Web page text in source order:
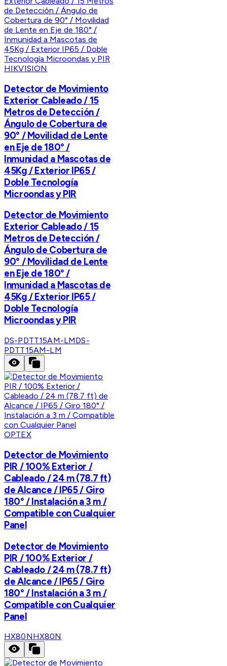
HIKVISION
Detector de Movimiento
Exterior Cableado / 15
Metros de Detección /
Ángulo de Cobertura de
90° / Movilidad de Lente
en Eje de 180° /
Inmunidad a Mascotas de
45Kg / Exterior IP65 /
Doble Tecnología
Microondas y PIR
Detector de Movimiento
Exterior Cableado / 15
Metros de Detección /
Ángulo de Cobertura de
90° / Movilidad de Lente
en Eje de 180° /
Inmunidad a Mascotas de
45Kg / Exterior IP65 /
Doble Tecnología
Microondas y PIR
DS-PDTT15AM-LMDS-
PDTT15AM-LM
OPTEX
Detector de Movimiento
PIR / 100% Exterior /
Cableado / 24 m (78.7 ft)
de Alcance / IP65 / Giro
180° / Instalación a 3 m /
Compatible con Cualquier
Panel
Detector de Movimiento
PIR / 100% Exterior /
Cableado / 24 m (78.7 ft)
de Alcance / IP65 / Giro
180° / Instalación a 3 m /
Compatible con Cualquier
Panel
HX80NHX80N